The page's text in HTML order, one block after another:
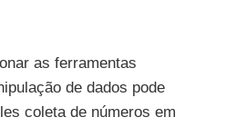
as ferramentas
de dados pode
coleta de números em